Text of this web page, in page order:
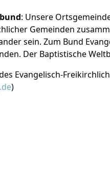
: Unsere
Gemeinden
sein. Zum Bund
Der Baptistische
Evangelisch-
)